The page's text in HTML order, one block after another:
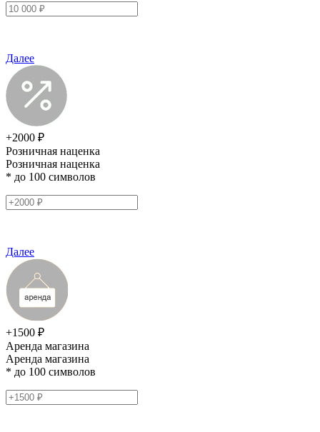
Далее
+2000 ₽
Розничная наценка
Розничная наценка
* до 100 символов
Далее
+1500 ₽
Аренда магазина
Аренда магазина
* до 100 символов